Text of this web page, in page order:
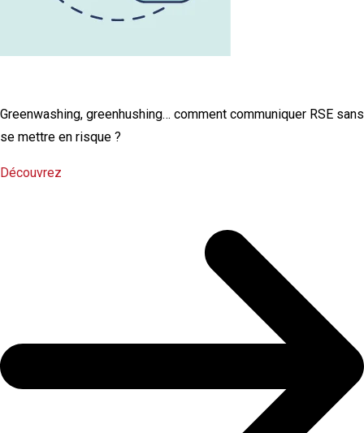
Greenwashing, greenhushing… comment communiquer RSE sans
se mettre en risque ?
Découvrez